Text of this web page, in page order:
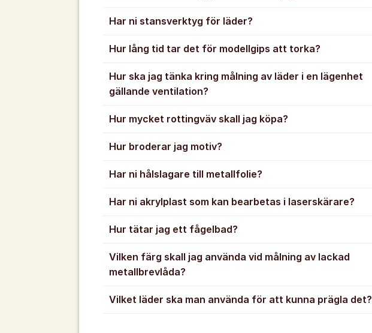
Har ni stansverktyg för läder?
Hur lång tid tar det för modellgips att torka?
Hur ska jag tänka kring målning av läder i en lägenhet
gällande ventilation?
Hur mycket rottingväv skall jag köpa?
Hur broderar jag motiv?
Har ni hålslagare till metallfolie?
Har ni akrylplast som kan bearbetas i laserskärare?
Hur tätar jag ett fågelbad?
Vilken färg skall jag använda vid målning av lackad
metallbrevlåda?
Vilket läder ska man använda för att kunna prägla det?